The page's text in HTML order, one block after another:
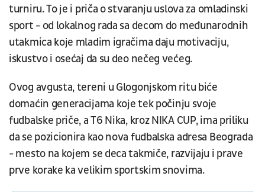
turniru. To je i priča o stvaranju uslova za omladinski
sport - od lokalnog rada sa decom do međunarodnih
utakmica koje mladim igračima daju motivaciju,
iskustvo i osećaj da su deo nečeg većeg.
Ovog avgusta, tereni u Glogonjskom ritu biće
domaćin generacijama koje tek počinju svoje
fudbalske priče, a T6 Nika, kroz NIKA CUP, ima priliku
da se pozicionira kao nova fudbalska adresa Beograda
- mesto na kojem se deca takmiče, razvijaju i prave
prve korake ka velikim sportskim snovima.